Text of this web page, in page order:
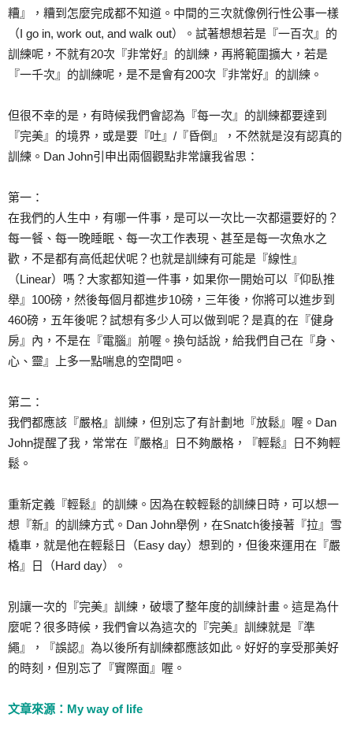
糟』，糟到怎麼完成都不知道。中間的三次就像例行性公事一樣
（I go in, work out, and walk out）。試著想想若是『一百次』的
訓練呢，不就有20次『非常好』的訓練，再將範圍擴大，若是
『一千次』的訓練呢，是不是會有200次『非常好』的訓練。
但很不幸的是，有時候我們會認為『每一次』的訓練都要達到
『完美』的境界，或是要『吐』/『昏倒』，不然就是沒有認真的
訓練。Dan John引申出兩個觀點非常讓我省思：
第一：
在我們的人生中，有哪一件事，是可以一次比一次都還要好的？
每一餐、每一晚睡眠、每一次工作表現、甚至是每一次魚水之
歡，不是都有高低起伏呢？也就是訓練有可能是『線性』
（Linear）嗎？大家都知道一件事，如果你一開始可以『仰臥推
舉』100磅，然後每個月都進步10磅，三年後，你將可以進步到
460磅，五年後呢？試想有多少人可以做到呢？是真的在『健身
房』內，不是在『電腦』前喔。換句話說，給我們自己在『身、
心、靈』上多一點喘息的空間吧。
第二：
我們都應該『嚴格』訓練，但別忘了有計劃地『放鬆』喔。Dan
John提醒了我，常常在『嚴格』日不夠嚴格，『輕鬆』日不夠輕
鬆。
重新定義『輕鬆』的訓練。因為在較輕鬆的訓練日時，可以想一
想『新』的訓練方式。Dan John舉例，在Snatch後接著『拉』雪
橇車，就是他在輕鬆日（Easy day）想到的，但後來運用在『嚴
格』日（Hard day）。
別讓一次的『完美』訓練，破壞了整年度的訓練計畫。這是為什
麼呢？很多時候，我們會以為這次的『完美』訓練就是『準
繩』，『誤認』為以後所有訓練都應該如此。好好的享受那美好
的時刻，但別忘了『實際面』喔。
文章來源：My way of life